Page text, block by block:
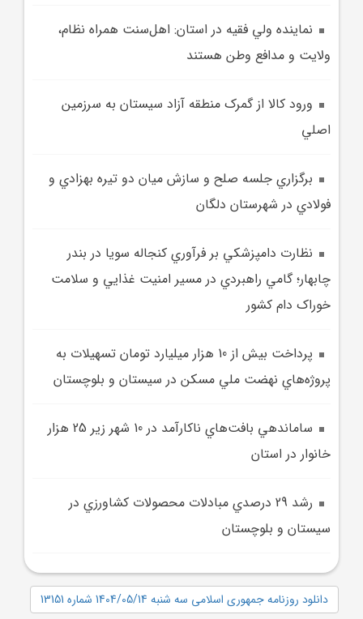
نماينده ولي فقيه در استان: اهل‌سنت همراه نظام،
ولايت و مدافع وطن هستند
ورود کالا از گمرک منطقه آزاد سيستان به سرزمين
اصلي
برگزاري جلسه صلح و سازش ميان دو تيره بهزادي و
فولادي در شهرستان دلگان
نظارت دامپزشکي بر فرآوري کنجاله سويا در بندر
چابهار؛ گامي راهبردي در مسير امنيت غذايي و سلامت
خوراک دام کشور
پرداخت بيش از 10 هزار ميليارد تومان تسهيلات به
پروژه‌هاي نهضت ملي مسکن در سيستان و بلوچستان
ساماندهي بافت‌هاي ناکارآمد در 10 شهر زير 25 هزار
خانوار در استان
رشد 29 درصدي مبادلات محصولات کشاورزي در
سيستان و بلوچستان
دانلود روزنامه جمهوری اسلامی سه شنبه 1404/05/14 شماره 13151